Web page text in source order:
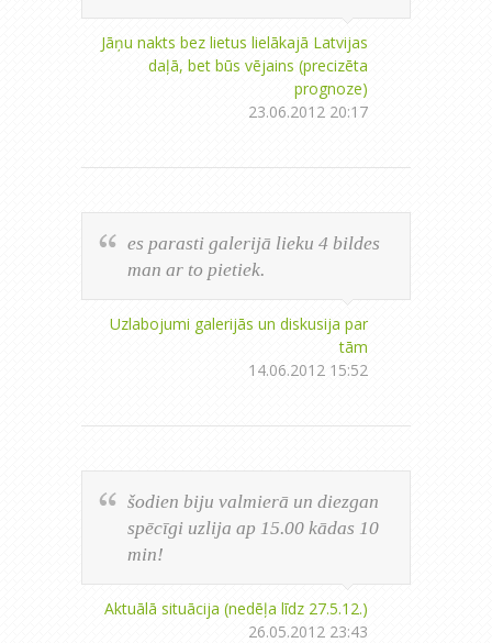
Jāņu nakts bez lietus lielākajā Latvijas
daļā, bet būs vējains (precizēta
prognoze)
23.06.2012 20:17
es parasti galerijā lieku 4 bildes
man ar to pietiek.
Uzlabojumi galerijās un diskusija par
tām
14.06.2012 15:52
šodien biju valmierā un diezgan
spēcīgi uzlija ap 15.00 kādas 10
min!
Aktuālā situācija (nedēļa līdz 27.5.12.)
26.05.2012 23:43